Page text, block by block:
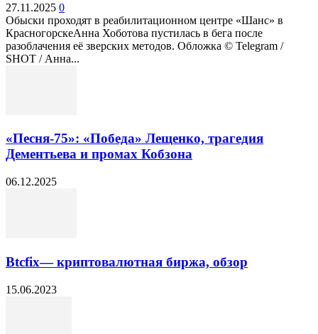
27.11.2025 0
Обыски проходят в реабилитационном центре «Шанс» в
КрасногорскеАнна Хоботова пустилась в бега после
разоблачения её зверских методов. Обложка © Telegram /
SHOT / Анна...
«Песня-75»: «Победа» Лещенко, трагедия
Дементьева и промах Кобзона
06.12.2025
Btcfix— криптовалютная биржа, обзор
15.06.2023